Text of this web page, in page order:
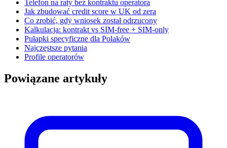
Telefon na raty bez kontraktu operatora
Jak zbudować credit score w UK od zera
Co zrobić, gdy wniosek został odrzucony
Kalkulacja: kontrakt vs SIM-free + SIM-only
Pułapki specyficzne dla Polaków
Najczęstsze pytania
Profile operatorów
Powiązane artykuły